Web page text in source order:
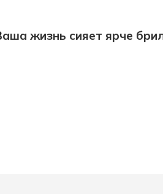
жизнь сияет ярче